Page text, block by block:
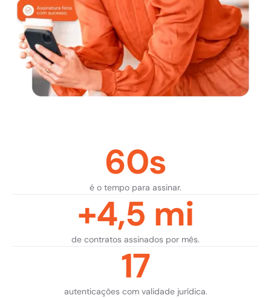
60s
é o tempo para assinar.
+4,5 mi
de contratos assinados por mês.
17
autenticações com validade jurídica.